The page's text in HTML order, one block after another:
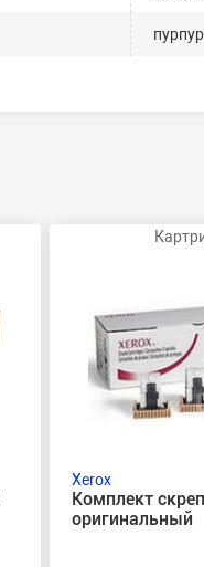
Xerox
Комплект
оригинальный